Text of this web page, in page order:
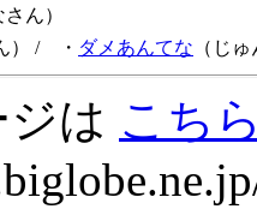
ん）
） / ・ ダメあんてな （じ
は こち